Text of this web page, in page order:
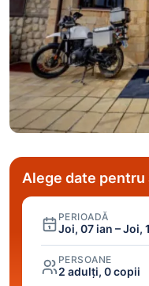
Alege date
PERIOADĂ
Joi, 07 ian – Joi,
PERSOANE
2 adulți, 0 copii